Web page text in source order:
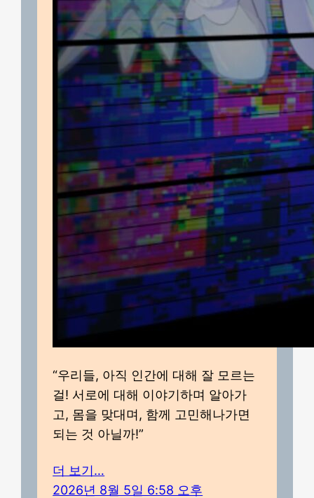
“우리들, 아직 인간에 대해 잘 모르는
걸! 서로에 대해 이야기하며 알아가
고, 몸을 맞대며, 함께 고민해나가면
되는 것 아닐까!”
더 보기…
2026년 8월 5일 6:58 오후